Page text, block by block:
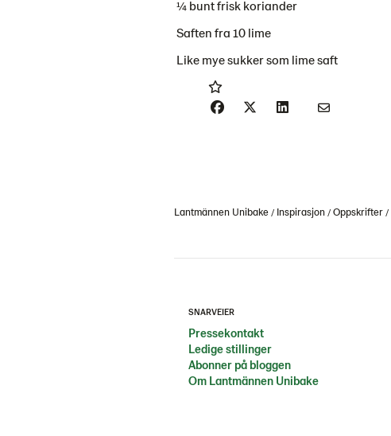
¼ bunt frisk koriander
Saften fra 10 lime
Like mye sukker som lime saft
Lantmännen Unibake Inspirasjon Oppskrifter
SNARVEIER
Pressekontakt
Ledige stillinger
Abonner på bloggen
Om Lantmännen Unibake